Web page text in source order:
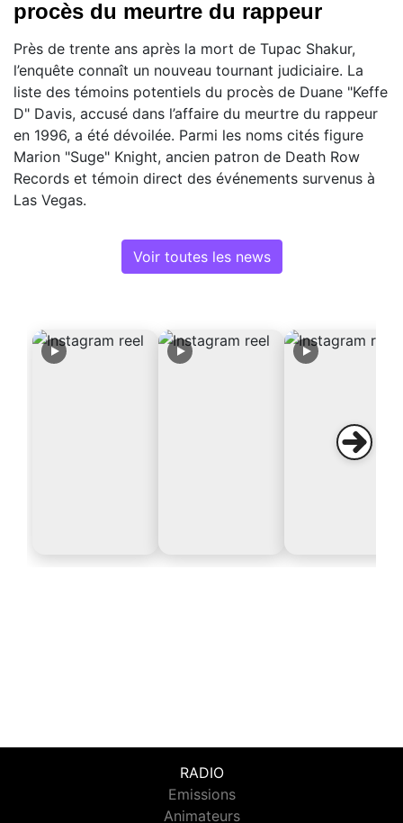
procès du meurtre du rappeur
Près de trente ans après la mort de Tupac Shakur,
l’enquête connaît un nouveau tournant judiciaire. La
liste des témoins potentiels du procès de Duane "Keffe
D" Davis, accusé dans l’affaire du meurtre du rappeur
en 1996, a été dévoilée. Parmi les noms cités figure
Marion "Suge" Knight, ancien patron de Death Row
Records et témoin direct des événements survenus à
Las Vegas.
Voir toutes les news
RADIO
Emissions
Animateurs